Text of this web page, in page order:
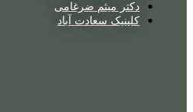
دکتر میثم ضرغامی
کلینیک سعادت آباد